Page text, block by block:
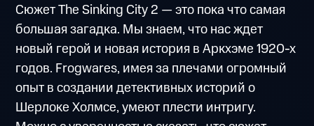
Сюжет The Sinking City 2 — это пока что самая
большая загадка. Мы знаем, что нас ждет
новый герой и новая история в Аркхэме 1920-х
годов. Frogwares, имея за плечами огромный
опыт в создании детективных историй о
Шерлоке Холмсе, умеют плести интригу.